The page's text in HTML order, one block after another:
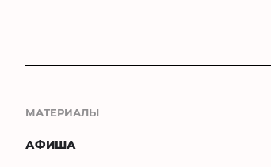
МАТЕРИАЛЫ
АФИША